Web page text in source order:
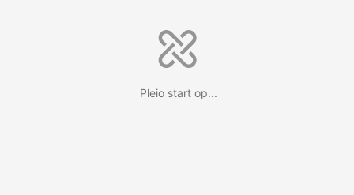
Pleio start op...